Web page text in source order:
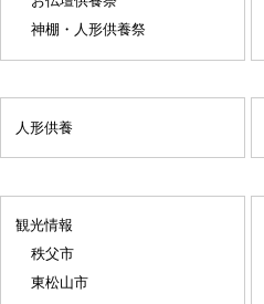
神棚・人形供養祭
人形供養
観光情報
秩父市
東松山市